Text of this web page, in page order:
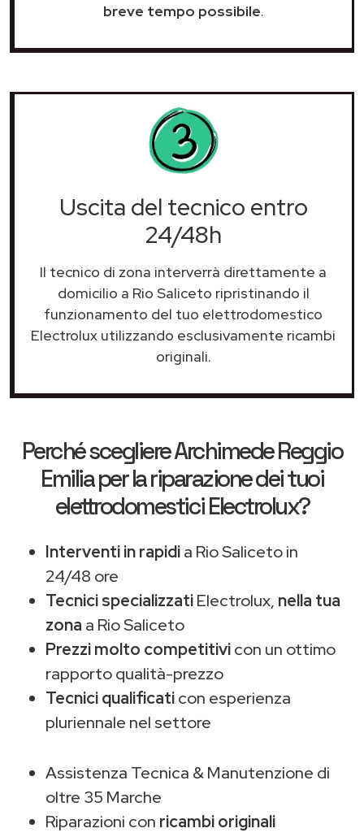
breve tempo possibile.
Uscita del tecnico entro
24/48h
Il tecnico di zona interverrà direttamente a
domicilio a Rio Saliceto ripristinando il
funzionamento del tuo elettrodomestico
Electrolux utilizzando esclusivamente ricambi
originali.
Perché scegliereArchimede Reggio
Emiliaper la riparazione dei tuoi
elettrodomestici Electrolux?
Interventi in rapidia Rio Saliceto in
24/48 ore
Tecnici specializzatiElectrolux, nella tua
zona a Rio Saliceto
Prezzi molto competitivicon un ottimo
rapporto qualità-prezzo
Tecnici qualificaticon esperienza
pluriennale nel settore
Assistenza Tecnica & Manutenzione di
oltre 35 Marche
Riparazioni con ricambi originali